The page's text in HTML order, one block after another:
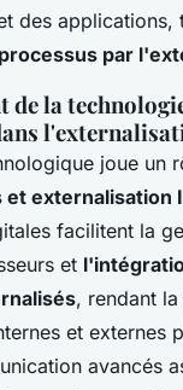
des applications,
par
de la
joue un
et externalisation
facilitent la
et
, rendant
et externes
avancés